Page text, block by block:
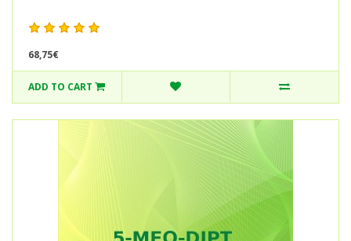
68,75€
ADD TO CART